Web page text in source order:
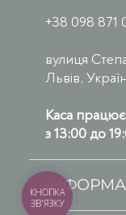
+38 098 871
вулиця
Львів,
Каса
з 13:00 до
КНОПКА
ЗВ'ЯЗКУ